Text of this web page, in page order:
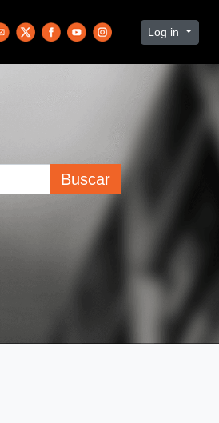
Log in
Buscar